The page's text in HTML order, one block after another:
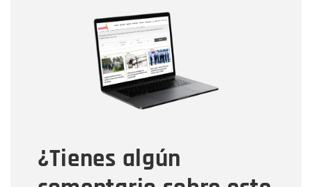
¿Tienes algún
Correo electrónico
Tipo de comentario
Mensaje